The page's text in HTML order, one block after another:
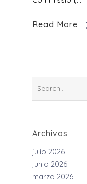
Read More
Archivos
julio 2026
junio 2026
marzo 2026